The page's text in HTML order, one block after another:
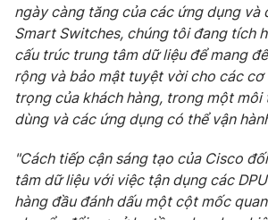
Cơ quan chủ quản:Đài Truyền hình Việt
Cơ quan báo chí:Thời báo VTV
Giấy phép hoạt động báo in và báo điện tử
cấp ngày 29/12/2023
Tổng Biên tập:Vũ Thanh Thủy
Phó Tổng Biên tập: Nguyễn Thị Mỹ Hạnh,
Tổng đài VTV:024.38 355 931 - 024.38
Ðiện thoại Thời báo VTV:024.66 897 897
ngày càng tăng của các ứng dụng và
Smart Switches, chúng tôi đang tích
cấu trúc trung tâm dữ liệu để mang
rộng và bảo mật tuyệt vời cho các cơ
trọng của khách hàng, trong một
dùng và các ứng dụng có thể vận
"Cách tiếp cận sáng tạo của Cisco
tâm dữ liệu với việc tận dụng các
hàng đầu đánh dấu một cột mốc